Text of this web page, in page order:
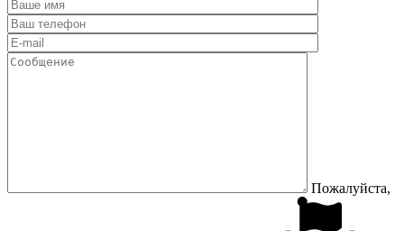
Пожалуйста,